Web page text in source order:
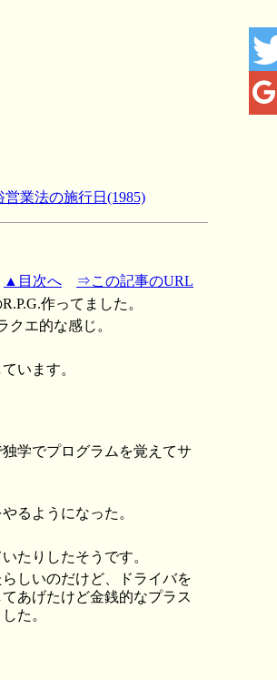
営業法の施行日(1985)
▲目次へ
⇒この記事のURL
作ってました。
エ的な感じ。
います。
学でプログラムを覚えてサ
るようになった。
たりしたそうです。
しいのだけど、ドライバを
あげたけど金銭的なプラス
た。